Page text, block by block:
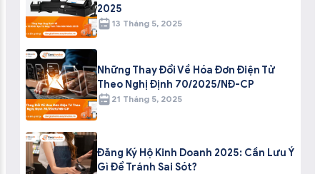
2025
13 Tháng 5, 2025
Những Thay Đổi Về Hóa Đơn Điện Tử
Theo Nghị Định 70/2025/NĐ-CP
21 Tháng 5, 2025
Đăng Ký Hộ Kinh Doanh 2025: Cần Lưu Ý
Gì Để Tránh Sai Sót?